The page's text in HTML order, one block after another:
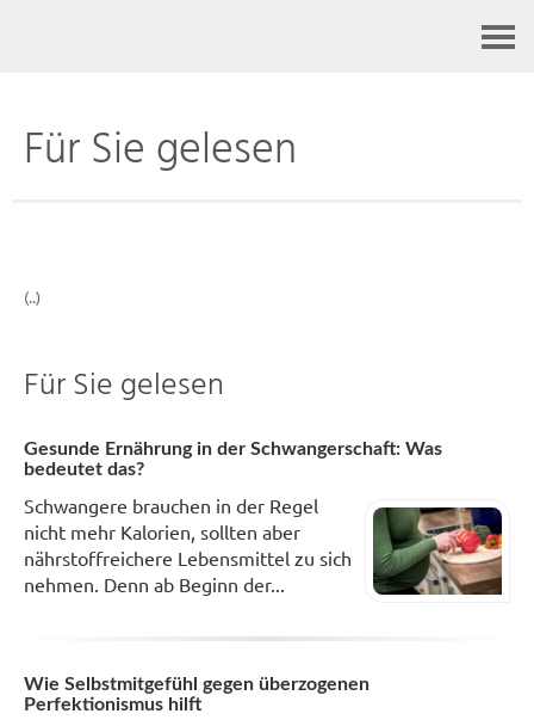
Für Sie gelesen
(..)
Für Sie gelesen
Gesunde Ernährung in der Schwangerschaft: Was
bedeutet das?
Schwangere brauchen in der Regel
nicht mehr Kalorien, sollten aber
nährstoffreichere Lebensmittel zu sich
nehmen. Denn ab Beginn der...
Wie Selbstmitgefühl gegen überzogenen
Perfektionismus hilft